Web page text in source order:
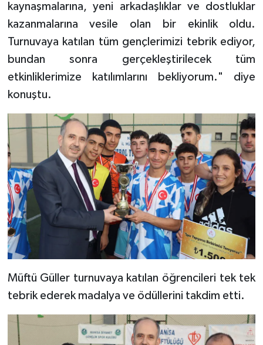
kaynaşmalarına, yeni arkadaşlıklar ve dostluklar
kazanmalarına vesile olan bir ekinlik oldu.
Turnuvaya katılan tüm gençlerimizi tebrik ediyor,
bundan sonra gerçekleştirilecek tüm
etkinliklerimize katılımlarını bekliyorum." diye
konuştu.
Müftü Güller turnuvaya katılan öğrencileri tek tek
tebrik ederek madalya ve ödüllerini takdim etti.
Gümüşhane Müftülüğü
Hakkari Müftülüğü
Hatay Müftülüğü
Iğdır Müftülüğü
Isparta Müftülüğü
İstanbul Müftülüğü
İzmir Müftülüğü
Kahramanmaraş Müftülüğü
Karabük Müftülüğü
Karaman Müftülüğü
Kastamonu Müftülüğü